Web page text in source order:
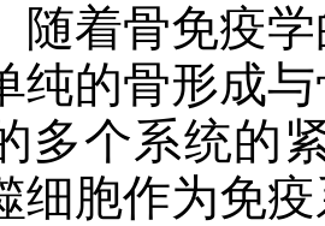
随着骨免疫
纯的骨形成
多个系统的
细胞作为免